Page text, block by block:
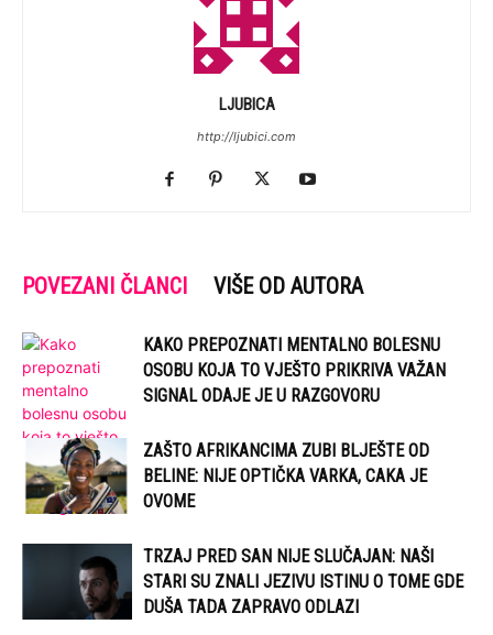
LJUBICA
http://ljubici.com
POVEZANI ČLANCI VIŠE OD AUTORA
KAKO PREPOZNATI MENTALNO BOLESNU
OSOBU KOJA TO VJEŠTO PRIKRIVA VAŽAN
SIGNAL ODAJE JE U RAZGOVORU
ZAŠTO AFRIKANCIMA ZUBI BLJEŠTE OD
BELINE: NIJE OPTIČKA VARKA, CAKA JE
OVOME
TRZAJ PRED SAN NIJE SLUČAJAN: NAŠI
STARI SU ZNALI JEZIVU ISTINU O TOME GDE
DUŠA TADA ZAPRAVO ODLAZI